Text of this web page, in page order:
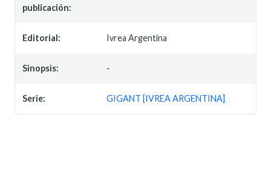
publicación:
Editorial: Ivrea Argentina
Sinopsis: -
Serie: GIGANT [IVREA ARGENTINA]